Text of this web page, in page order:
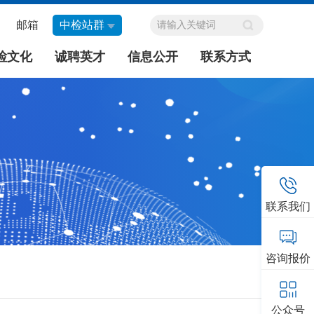
中检站群
邮箱
文化 诚聘英才 信息公开 联系方式
联系我们
咨询报价
公众号